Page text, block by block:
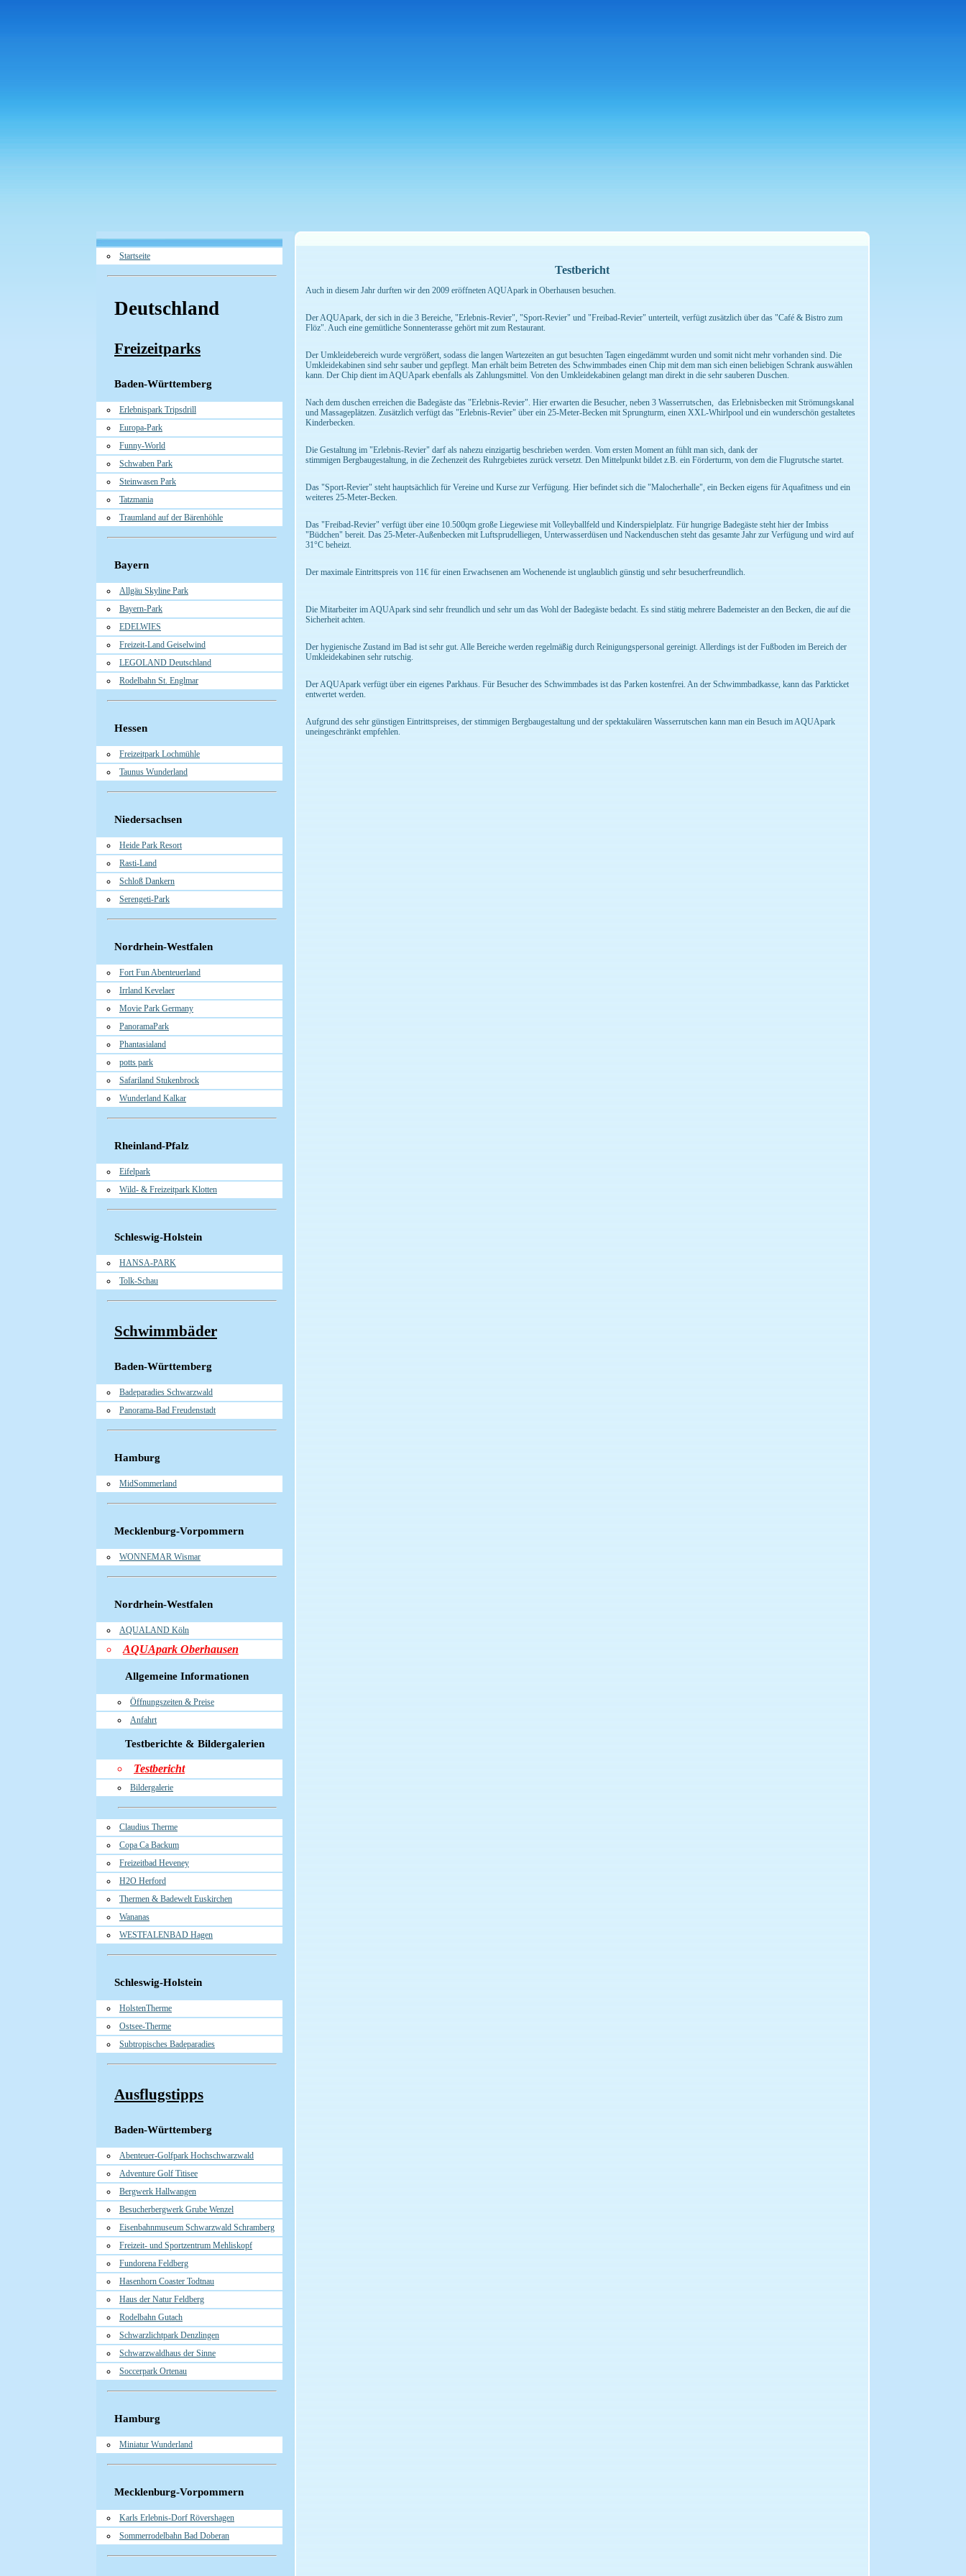
Startseite
Deutschland
Freizeitparks
Baden-Württemberg
Erlebnispark Tripsdrill
Europa-Park
Funny-World
Schwaben Park
Steinwasen Park
Tatzmania
Traumland auf der Bärenhöhle
Bayern
Allgäu Skyline Park
Bayern-Park
EDELWIES
Freizeit-Land Geiselwind
LEGOLAND Deutschland
Rodelbahn St. Englmar
Hessen
Freizeitpark Lochmühle
Taunus Wunderland
Niedersachsen
Heide Park Resort
Rasti-Land
Schloß Dankern
Serengeti-Park
Nordrhein-Westfalen
Fort Fun Abenteuerland
Irrland Kevelaer
Movie Park Germany
PanoramaPark
Phantasialand
potts park
Safariland Stukenbrock
Wunderland Kalkar
Rheinland-Pfalz
Eifelpark
Wild- & Freizeitpark Klotten
Schleswig-Holstein
HANSA-PARK
Tolk-Schau
Schwimmbäder
Baden-Württemberg
Badeparadies Schwarzwald
Panorama-Bad Freudenstadt
Hamburg
MidSommerland
Mecklenburg-Vorpommern
WONNEMAR Wismar
Nordrhein-Westfalen
AQUALAND Köln
AQUApark Oberhausen
Allgemeine Informationen
Öffnungszeiten & Preise
Anfahrt
Testberichte & Bildergalerien
Testbericht
Bildergalerie
Claudius Therme
Copa Ca Backum
Freizeitbad Heveney
H2O Herford
Thermen & Badewelt Euskirchen
Wananas
WESTFALENBAD Hagen
Schleswig-Holstein
HolstenTherme
Ostsee-Therme
Subtropisches Badeparadies
Ausflugstipps
Baden-Württemberg
Abenteuer-Golfpark Hochschwarzwald
Adventure Golf Titisee
Bergwerk Hallwangen
Besucherbergwerk Grube Wenzel
Eisenbahnmuseum Schwarzwald Schramberg
Freizeit- und Sportzentrum Mehliskopf
Fundorena Feldberg
Hasenhorn Coaster Todtnau
Haus der Natur Feldberg
Rodelbahn Gutach
Schwarzlichtpark Denzlingen
Schwarzwaldhaus der Sinne
Soccerpark Ortenau
Hamburg
Miniatur Wunderland
Mecklenburg-Vorpommern
Karls Erlebnis-Dorf Rövershagen
Sommerrodelbahn Bad Doberan
Testbericht
Auch in diesem Jahr durften wir den 2009 eröffneten AQUApark in Oberhausen besuchen.
Der AQUApark, der sich in die 3 Bereiche, "Erlebnis-Revier", "Sport-Revier" und "Freibad-Revier" unterteilt, verfügt zusätzlich über das "Café & Bistro zum
Flöz". Auch eine gemütliche Sonnenterasse gehört mit zum Restaurant.
Der Umkleidebereich wurde vergrößert, sodass die langen Wartezeiten an gut besuchten Tagen eingedämmt wurden und somit nicht mehr vorhanden sind. Die
Umkleidekabinen sind sehr sauber und gepflegt. Man erhält beim Betreten des Schwimmbades einen Chip mit dem man sich einen beliebigen Schrank auswählen
kann. Der Chip dient im AQUApark ebenfalls als Zahlungsmittel. Von den Umkleidekabinen gelangt man direkt in die sehr sauberen Duschen.
Nach dem duschen erreichen die Badegäste das "Erlebnis-Revier". Hier erwarten die Besucher, neben 3 Wasserrutschen, das Erlebnisbecken mit Strömungskanal
und Massageplätzen. Zusätzlich verfügt das "Erlebnis-Revier" über ein 25-Meter-Becken mit Sprungturm, einen XXL-Whirlpool und ein wunderschön gestaltetes
Kinderbecken.
Die Gestaltung im "Erlebnis-Revier" darf als nahezu einzigartig beschrieben werden. Vom ersten Moment an fühlt man sich, dank der
stimmigen Bergbaugestaltung, in die Zechenzeit des Ruhrgebietes zurück versetzt. Den Mittelpunkt bildet z.B. ein Förderturm, von dem die Flugrutsche startet.
Das "Sport-Revier" steht hauptsächlich für Vereine und Kurse zur Verfügung. Hier befindet sich die "Malocherhalle", ein Becken eigens für Aquafitness und ein
weiteres 25-Meter-Becken.
Das "Freibad-Revier" verfügt über eine 10.500qm große Liegewiese mit Volleyballfeld und Kinderspielplatz. Für hungrige Badegäste steht hier der Imbiss
"Büdchen" bereit. Das 25-Meter-Außenbecken mit Luftsprudelliegen, Unterwasserdüsen und Nackenduschen steht das gesamte Jahr zur Verfügung und wird auf
31°C beheizt.
Der maximale Eintrittspreis von 11€ für einen Erwachsenen am Wochenende ist unglaublich günstig und sehr besucherfreundlich.
Die Mitarbeiter im AQUApark sind sehr freundlich und sehr um das Wohl der Badegäste bedacht. Es sind stätig mehrere Bademeister an den Becken, die auf die
Sicherheit achten.
Der hygienische Zustand im Bad ist sehr gut. Alle Bereiche werden regelmäßig durch Reinigungspersonal gereinigt. Allerdings ist der Fußboden im Bereich der
Umkleidekabinen sehr rutschig.
Der AQUApark verfügt über ein eigenes Parkhaus. Für Besucher des Schwimmbades ist das Parken kostenfrei. An der Schwimmbadkasse, kann das Parkticket
entwertet werden.
Aufgrund des sehr günstigen Eintrittspreises, der stimmigen Bergbaugestaltung und der spektakulären Wasserrutschen kann man ein Besuch im AQUApark
uneingeschränkt empfehlen.